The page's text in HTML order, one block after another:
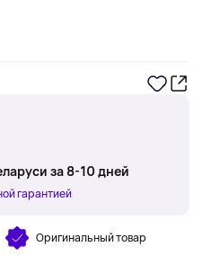
за 8-10 дней
гарантией
Оригинальный товар